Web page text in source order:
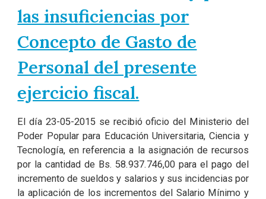
las insuficiencias por
Concepto de Gasto de
Personal del presente
ejercicio fiscal.
El día 23-05-2015 se recibió oficio del Ministerio del
Poder Popular para Educación Universitaria, Ciencia y
Tecnología, en referencia a la asignación de recursos
por la cantidad de Bs. 58.937.746,00 para el pago del
incremento de sueldos y salarios y sus incidencias por
la aplicación de los incrementos del Salario Mínimo y